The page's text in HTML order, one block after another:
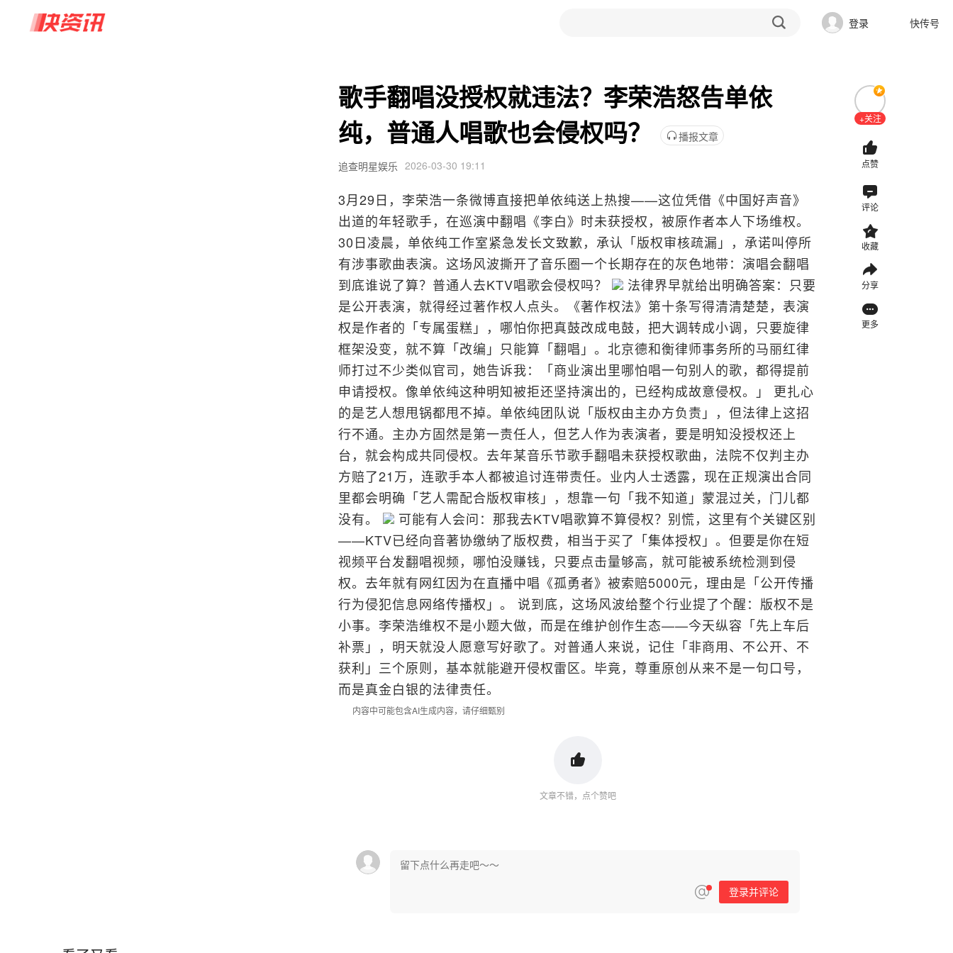
登录 快传号
歌手翻唱没授权就违法？李荣浩怒告单依
纯，普通人唱歌也会侵权吗？
播报文章
追查明星娱乐 2026-03-30 19:11
3月29日，李荣浩一条微博直接把单依纯送上热搜——这位凭借《中国好声音》
出道的年轻歌手，在巡演中翻唱《李白》时未获授权，被原作者本人下场维权。
30日凌晨，单依纯工作室紧急发长文致歉，承认「版权审核疏漏」，承诺叫停所
有涉事歌曲表演。这场风波撕开了音乐圈一个长期存在的灰色地带：演唱会翻唱
到底谁说了算？普通人去KTV唱歌会侵权吗？
法律界早就给出明确答案：只要
是公开表演，就得经过著作权人点头。《著作权法》第十条写得清清楚楚，表演
权是作者的「专属蛋糕」，哪怕你把真鼓改成电鼓，把大调转成小调，只要旋律
框架没变，就不算「改编」只能算「翻唱」。北京德和衡律师事务所的马丽红律
师打过不少类似官司，她告诉我：「商业演出里哪怕唱一句别人的歌，都得提前
申请授权。像单依纯这种明知被拒还坚持演出的，已经构成故意侵权。」 更扎心
的是艺人想甩锅都甩不掉。单依纯团队说「版权由主办方负责」，但法律上这招
行不通。主办方固然是第一责任人，但艺人作为表演者，要是明知没授权还上
台，就会构成共同侵权。去年某音乐节歌手翻唱未获授权歌曲，法院不仅判主办
方赔了21万，连歌手本人都被追讨连带责任。业内人士透露，现在正规演出合同
里都会明确「艺人需配合版权审核」，想靠一句「我不知道」蒙混过关，门儿都
没有。
可能有人会问：那我去KTV唱歌算不算侵权？别慌，这里有个关键区别
——KTV已经向音著协缴纳了版权费，相当于买了「集体授权」。但要是你在短
视频平台发翻唱视频，哪怕没赚钱，只要点击量够高，就可能被系统检测到侵
权。去年就有网红因为在直播中唱《孤勇者》被索赔5000元，理由是「公开传播
行为侵犯信息网络传播权」。 说到底，这场风波给整个行业提了个醒：版权不是
小事。李荣浩维权不是小题大做，而是在维护创作生态——今天纵容「先上车后
补票」，明天就没人愿意写好歌了。对普通人来说，记住「非商用、不公开、不
获利」三个原则，基本就能避开侵权雷区。毕竟，尊重原创从来不是一句口号，
而是真金白银的法律责任。
内容中可能包含AI生成内容，请仔细甄别
文章不错，点个赞吧
登录并评论
+关注
点赞
评论
收藏
分享
更多